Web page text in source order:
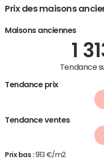
Prix des maisons
Maisons anciennes
1
Tendance
Tendance prix
Tendance ventes
Prix bas : 913 €/m2